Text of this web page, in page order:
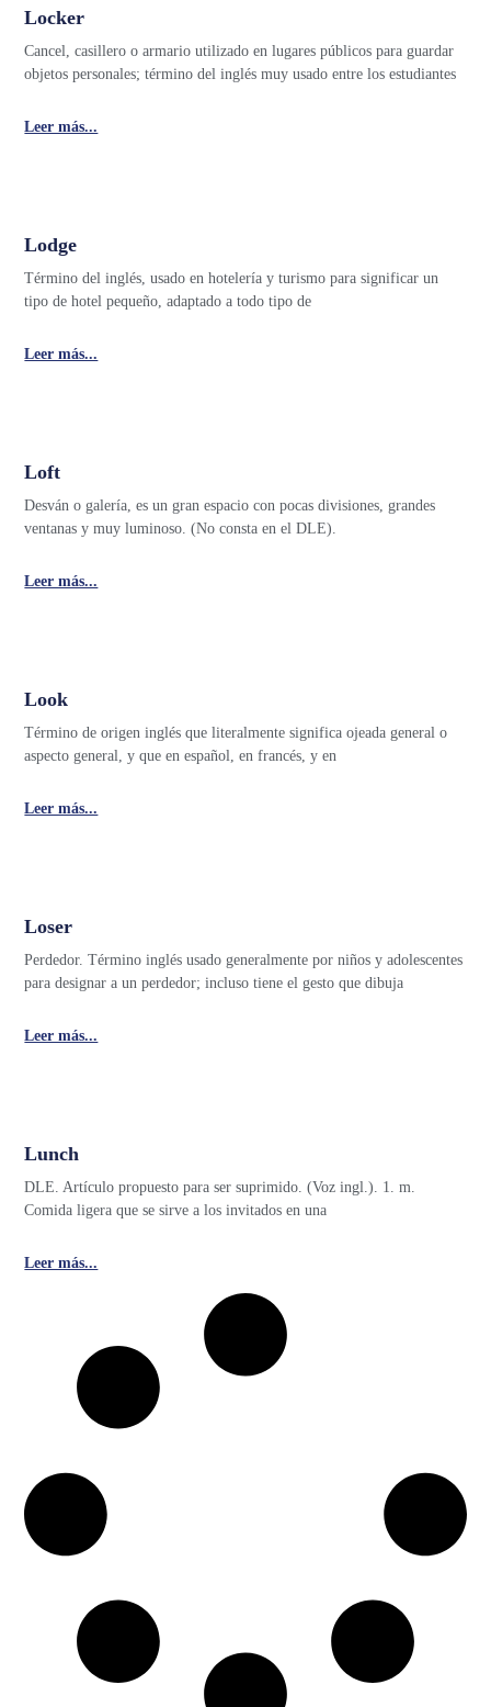
Locker
Cancel, casillero o armario utilizado en lugares públicos para guardar
objetos personales; término del inglés muy usado entre los estudiantes
Leer más...
Lodge
Término del inglés, usado en hotelería y turismo para significar un
tipo de hotel pequeño, adaptado a todo tipo de
Leer más...
Loft
Desván o galería, es un gran espacio con pocas divisiones, grandes
ventanas y muy luminoso. (No consta en el DLE).
Leer más...
Look
Término de origen inglés que literalmente significa ojeada general o
aspecto general, y que en español, en francés, y en
Leer más...
Loser
Perdedor. Término inglés usado generalmente por niños y adolescentes
para designar a un perdedor; incluso tiene el gesto que dibuja
Leer más...
Lunch
DLE. Artículo propuesto para ser suprimido. (Voz ingl.). 1. m.
Comida ligera que se sirve a los invitados en una
Leer más...